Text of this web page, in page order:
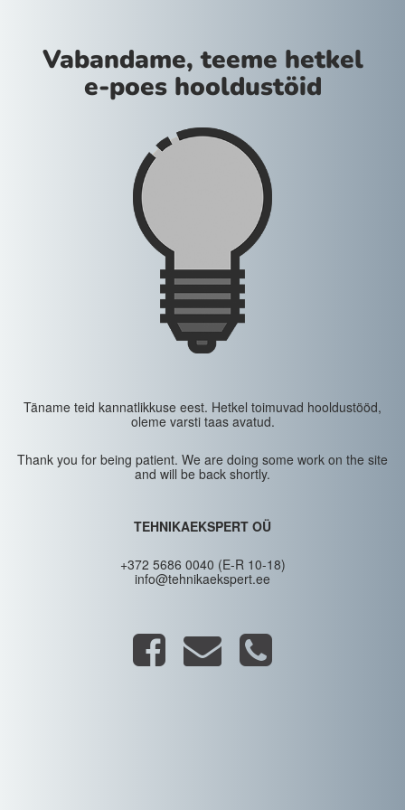
Vabandame, teeme hetkel
e-poes hooldustöid
Täname teid kannatlikkuse eest. Hetkel toimuvad hooldustööd,
oleme varsti taas avatud.
Thank you for being patient. We are doing some work on the site
and will be back shortly.
TEHNIKAEKSPERT OÜ
+372 5686 0040 (E-R 10-18)
info@tehnikaekspert.ee